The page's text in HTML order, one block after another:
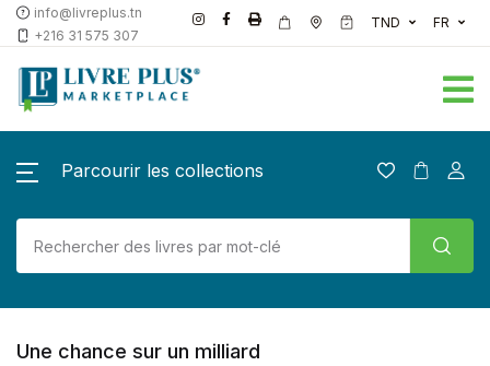
info@livreplus.tn
+216 31 575 307
TND FR
Parcourir les collections
Une chance sur un milliard